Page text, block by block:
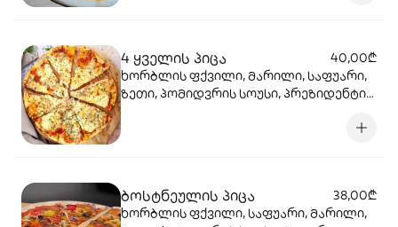
4 ყველის პიცა
40,00₾
ხორბლის ფქვილი, მარილი, საფუარი,
ზეთი, პომიდვრის სოუსი, პრეზიდენტის
ბოსტნეულის პიცა
38,00₾
ხორბლის ფქვილი, საფუარი, მარილი,